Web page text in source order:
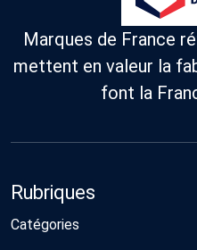
Marques de France
mettent en valeur la
font la
Rubriques
Catégories